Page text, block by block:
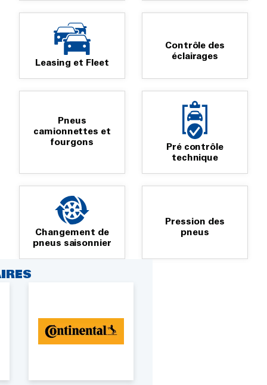
Leasing et Fleet
Contrôle des
éclairages
Pneus
camionnettes et
fourgons
Pré contrôle
technique
Changement de
pneus saisonnier
Pression des
pneus